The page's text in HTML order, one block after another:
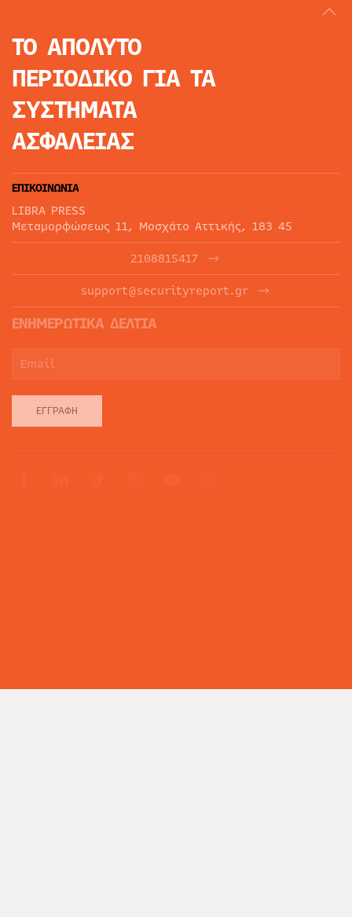
ΤΟ ΑΠΟΛΥΤΟ
ΠΕΡΙΟΔΙΚΟ ΓΙΑ ΤΑ
ΣΥΣΤΗΜΑΤΑ
ΑΣΦΑΛΕΙΑΣ
ΕΠΙΚΟΙΝΩΝΙΑ
LIBRA PRESS
Μεταμορφώσεως 11, Μοσχάτο Αττικής, 183 45
2108815417
support@securityreport.gr
ΕΝΗΜΕΡΩΤΙΚΑ ΔΕΛΤΙΑ
ΕΓΓΡΑΦΉ